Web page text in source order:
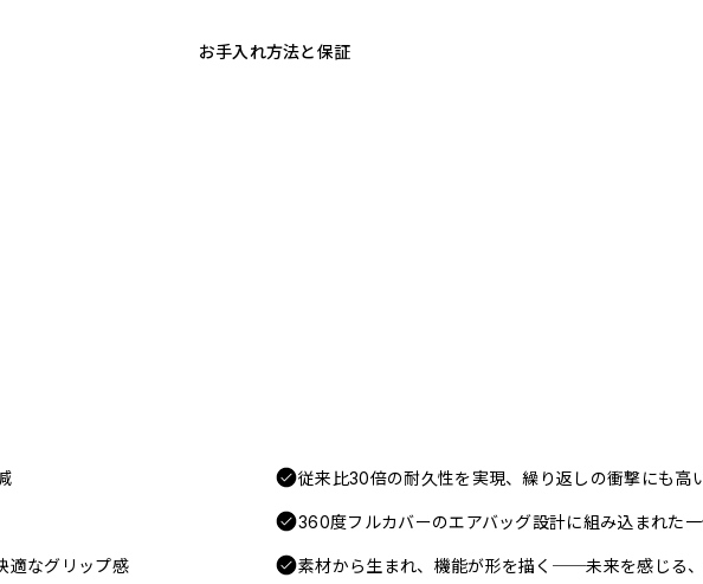
お手入れ方法と保証
従来比30倍の耐久性を実現、繰り返しの衝撃にも高
360度フルカバーのエアバッグ設計に組み込まれた
適なグリップ感 素材から生まれ、機能が形を描く──未来を感じる